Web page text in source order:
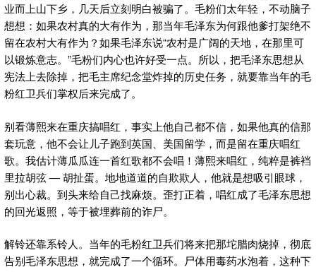
业而上山下乡，几天后立刻明白被骗了。毛粉们太年轻，不动脑子
想想：如果农村真的大有作为，那当年毛泽东为何跟他爹打架绝不
留在农村大有作为？如果毛泽东说“农村是广阔的天地，在那里可
以锻炼意志。”毛粉们内心也许好受一点。所以，把毛泽东思想从
宪法上去除掉，把毛主席纪念堂炸掉的历史任务，就要靠当年的毛
粉红卫兵们掌权后来完成了。
别看薄熙来在重庆搞唱红，事实上他自己都不信，如果他真的信那
套玩意，他不会让儿子跑到英国、美国留学，而是留在重庆唱红
歌。我估计薄瓜瓜连一首红歌都不会唱！薄熙来唱红，纯粹是裤裆
里拉胡弦 — 胡扯蛋。地地道道的自欺欺人，他就是想吸引眼球，
别出心裁。到头来给自己找麻烦。歪打正着，唱红成了毛泽东思想
的回光返照，等于被埋葬前的诈尸。
解铃还靠系铃人。当年的毛粉红卫兵们将来把那坨腊肉烧掉，彻底
告别毛泽东思想，就完成了一个循环。尸体用毒药水泡着，这种下